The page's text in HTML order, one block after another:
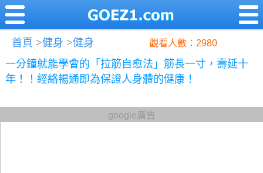
首頁 >健身 >健身 觀看人數：2980
一分鐘就能學會的「拉筋自愈法」筋長一寸，壽延十
年！！經絡暢通即為保證人身體的健康！
google廣告